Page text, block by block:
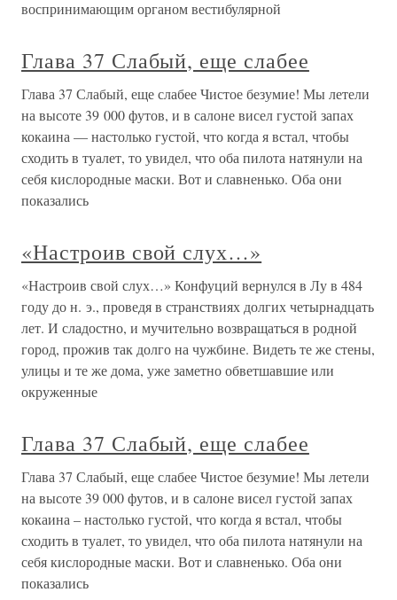
воспринимающим органом вестибулярной
Глава 37 Слабый, еще слабее
Глава 37 Слабый, еще слабее Чистое безумие! Мы летели
на высоте 39 000 футов, и в салоне висел густой запах
кокаина — настолько густой, что когда я встал, чтобы
сходить в туалет, то увидел, что оба пилота натянули на
себя кислородные маски. Вот и славненько. Оба они
показались
«Настроив свой слух…»
«Настроив свой слух…» Конфуций вернулся в Лу в 484
году до н. э., проведя в странствиях долгих четырнадцать
лет. И сладостно, и мучительно возвращаться в родной
город, прожив так долго на чужбине. Видеть те же стены,
улицы и те же дома, уже заметно обветшавшие или
окруженные
Глава 37 Слабый, еще слабее
Глава 37 Слабый, еще слабее Чистое безумие! Мы летели
на высоте 39 000 футов, и в салоне висел густой запах
кокаина – настолько густой, что когда я встал, чтобы
сходить в туалет, то увидел, что оба пилота натянули на
себя кислородные маски. Вот и славненько. Оба они
показались